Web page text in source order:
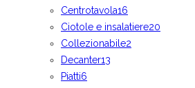
Centrotavola16
Ciotole e insalatiere20
Collezionabile2
Decanter13
Piatti6